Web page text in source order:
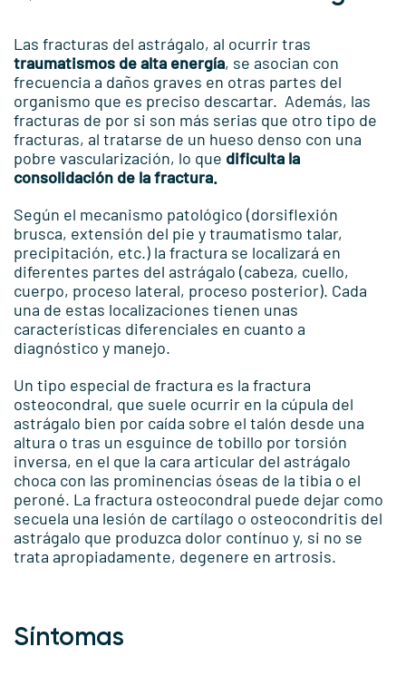
Las fracturas del astrágalo, al ocurrir tras
traumatismos de alta energía, se asocian con
frecuencia a daños graves en otras partes del
organismo que es preciso descartar. Además, las
fracturas de por si son más serias que otro tipo de
fracturas, al tratarse de un hueso denso con una
pobre vascularización, lo que dificulta la
consolidación de la fractura.
Según el mecanismo patológico (dorsiflexión
brusca, extensión del pie y traumatismo talar,
precipitación, etc.) la fractura se localizará en
diferentes partes del astrágalo (cabeza, cuello,
cuerpo, proceso lateral, proceso posterior). Cada
una de estas localizaciones tienen unas
características diferenciales en cuanto a
diagnóstico y manejo.
Un tipo especial de fractura es la fractura
osteocondral, que suele ocurrir en la cúpula del
astrágalo bien por caída sobre el talón desde una
altura o tras un esguince de tobillo por torsión
inversa, en el que la cara articular del astrágalo
choca con las prominencias óseas de la tibia o el
peroné. La fractura osteocondral puede dejar como
secuela una lesión de cartílago o osteocondritis del
astrágalo que produzca dolor contínuo y, si no se
trata apropiadamente, degenere en artrosis.
Síntomas